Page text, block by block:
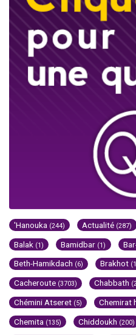
'Hanouka (244) Actualité (287)
Balak (1) Bamidbar (1)
Beth-Hamikdach (6) Brakhot
Cacheroute (3703) Chabbath
Chémini Atseret (5) Chemirat
Chemita (135) Chiddoukh (200)